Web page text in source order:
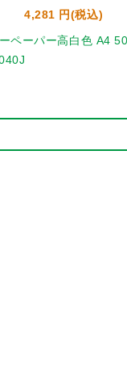
4,281 円(税込)
ペーパー高白色 A4